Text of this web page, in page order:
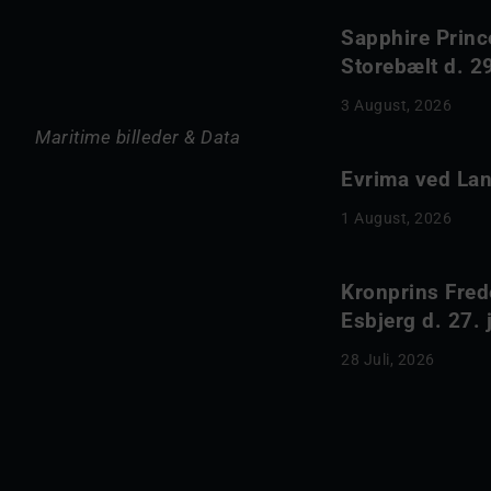
Maritime billeder & Data
Sapphire
Storebælt d.
3 August, 2026
Evrima ved
1 August, 2026
Kronprins
Esbjerg d. 27.
28 Juli, 2026